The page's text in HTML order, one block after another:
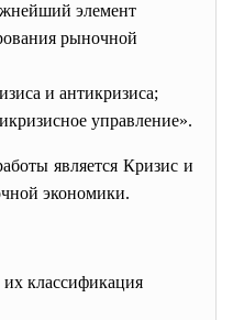
элемент
рыночной
и антикризиса;
управление».
является Кризис и
экономики.
классификация